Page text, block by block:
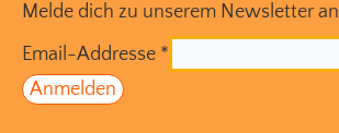
Melde dich zu unserem Newsletter an
Email-Addresse *